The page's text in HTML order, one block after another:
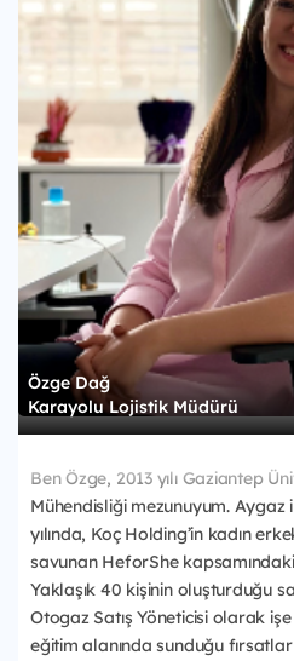
Özge Dağ
Karayolu Lojistik Müdürü
Ben Özge, 2013 yılı Gaziantep
Mühendisliği mezunuyum. Aygaz
yılında, Koç Holding’in kadın
savunan HeforShe
Yaklaşık 40 kişinin oluşturduğu
Otogaz Satış Yöneticisi olarak işe
eğitim alanında sunduğu